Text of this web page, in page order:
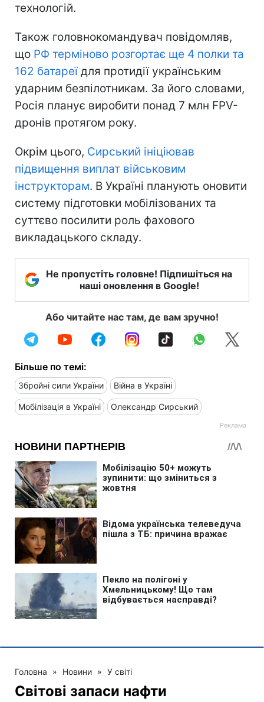
технологій.
Також головнокомандувач повідомляв,
що РФ терміново розгортає ще 4 полки та
162 батареїдля протидії українським
ударним безпілотникам. За його словами,
Росія планує виробити понад 7 млн FPV-
дронів протягом року.
Окрім цього, Сирський ініціював
підвищення виплат військовим
інструкторам. В Україні планують оновити
систему підготовки мобілізованих та
суттєво посилити роль фахового
викладацького складу.
Не пропустіть головне! Підпишіться на
наші оновлення в Google!
Або читайте нас там, де вам зручно!
Більше по темі:
Збройні сили України Війна в Україні
Мобілізація в Україні Олександр Сирський
Головна » Новини » У світі
Світові запаси нафти